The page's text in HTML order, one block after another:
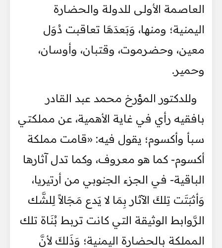
العاصمة الأولى للدولة والحضارة
اليمنية؛ ومنها، وَبَعدَهَا تعاقبت دُوَل
معين، وحضرموت، وقتبان، وأوسان،
وحمير.
وللدكتور المؤرخ محمد عبد القادر
بافقيه رأي في غاية الأهمية، عن مملكتي
سبأ وأكسوم؛ يقول فيه: «قامت مملكة
أكسوم- كما هو معروف، وكما تدل آثارها
الباقية- في الجزء الجنوبي من أرتيريا،
وَأثبَتَت تِلكَ الآثار بِمَا لا يَدع مَجَالاً لِلشَّك
الرَّوابط الوثيقة التي كانت تربط بُنَاة تلك
المملكة بالحضارة اليمنية؛ وَذَلكَ لأنَّ